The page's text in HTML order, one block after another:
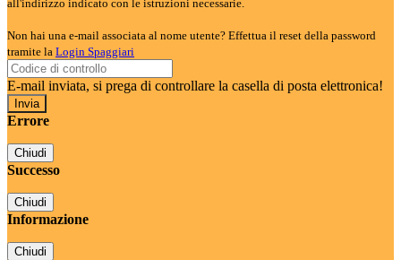
all'indirizzo indicato con le istruzioni necessarie.
Non hai una e-mail associata al nome utente? Effettua il reset della password
tramite la Login Spaggiari
E-mail inviata, si prega di controllare la casella di posta elettronica!
Errore
Chiudi
Successo
Chiudi
Informazione
Chiudi